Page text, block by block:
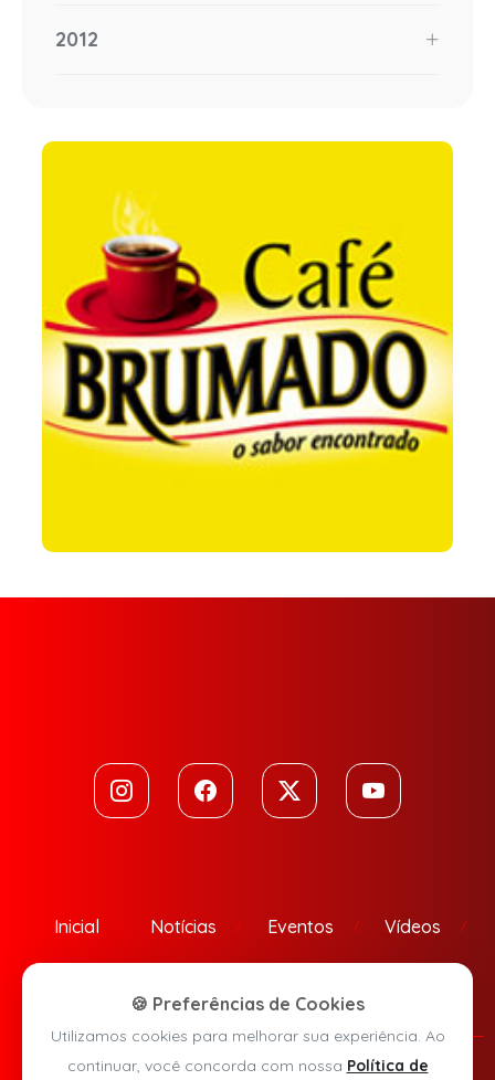
2012
Inicial Notícias Eventos Vídeos
🍪 Preferências de Cookies
Utilizamos cookies para melhorar sua experiência. Ao
continuar, você concorda com nossa Política de